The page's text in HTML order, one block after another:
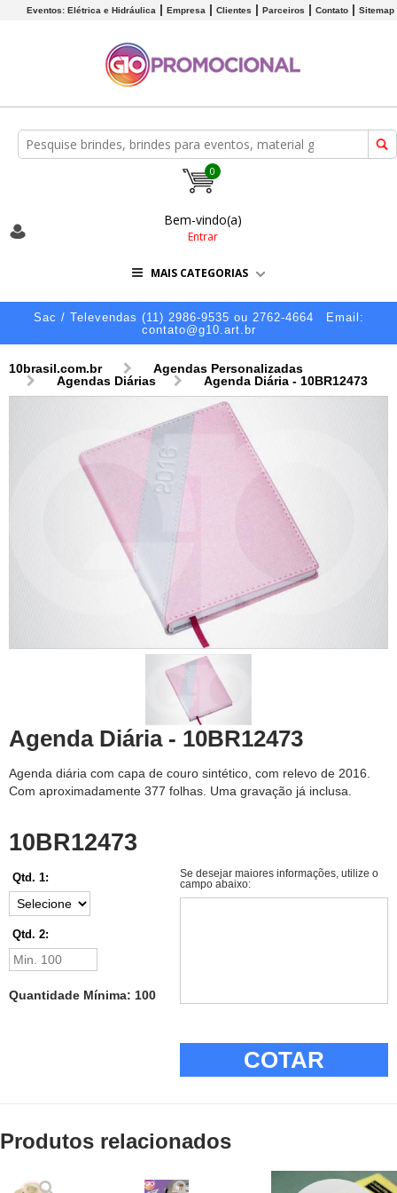
Eventos: Elétrica e Hidráulica Empresa Clientes Parceiros Contato Sitemap
0
Bem-vindo(a)
Entrar
MAIS CATEGORIAS
Sac / Televendas (11) 2986-9535 ou 2762-4664
Email:
contato@g10.art.br
10brasil.com.br
Agendas Personalizadas
Agendas Diárias
Agenda Diária - 10BR12473
Agenda Diária - 10BR12473
Agenda diária com capa de couro sintético, com relevo de 2016.
Com aproximadamente 377 folhas. Uma gravação já inclusa.
10BR12473
Qtd. 1:
Qtd. 2:
Quantidade Mínima: 100
Se desejar maiores informações, utilize o
campo abaixo:
COTAR
Produtos relacionados